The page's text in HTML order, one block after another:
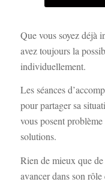
Que vous soyez déjà
avez toujours la
individuellement.
Les séances
pour partager sa
vous posent
solutions.
Rien de mieux que
avancer dans son rôle